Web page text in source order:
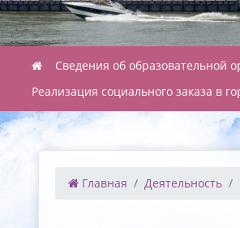
Сведения об образовательной
Реализация социального заказа в
Главная Деятельность